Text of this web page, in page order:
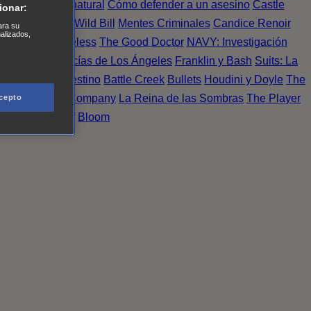
Sobrenatural Cómo defender a un asesino Castle
de Noche Wild Bill Mentes Criminales Candice Renoir
crimen Timeless The Good Doctor NAVY: Investigación
Finest. Policías de Los Ángeles Franklin y Bash Suits: La
Último Destino Battle Creek Bullets Houdini y Doyle The
X Company La Reina de las Sombras The Player
Bloom
su